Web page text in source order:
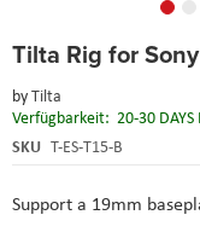
Tilta Rig for
byTilta
Verfügbarkeit: 20-30 DAYS
SKU T-ES-T15-B
Support a 19mm
to
beginning
of
the